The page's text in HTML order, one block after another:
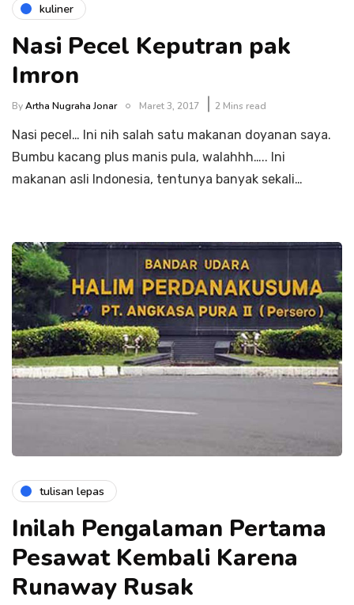
kuliner
Nasi Pecel Keputran pak
Imron
ByArtha Nugraha Jonar Maret 3, 2017 2 Mins read
Nasi pecel… Ini nih salah satu makanan doyanan saya.
Bumbu kacang plus manis pula, walahhh….. Ini
makanan asli Indonesia, tentunya banyak sekali…
tulisan lepas
Inilah Pengalaman Pertama
Pesawat Kembali Karena
Runaway Rusak